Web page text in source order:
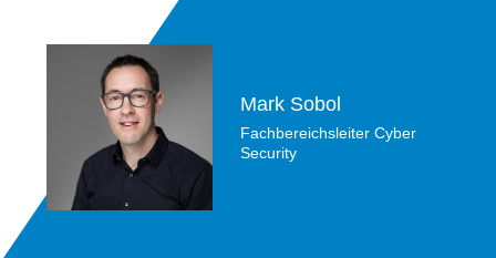
Mark Sobol
Fachbereichsleiter Cyber
Security